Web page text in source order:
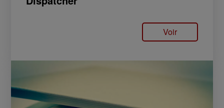
Voir